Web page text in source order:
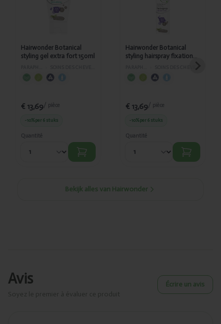
extra fort
Hairwonder Botanical
styling gel extra fort 150ml
€ 13,69/ pièce
-10%per 6 stuks
Quantité
hairspray
forte 300ml
Hairwonder Botanical
styling hairspray fixation
SOINS DES CHEVEUX ET DU VISAGE
€ 13,69/ pièce
-10%per 6 stuks
Quantité
Bekijk alles van Hairwonder
Avis Écrire un avis